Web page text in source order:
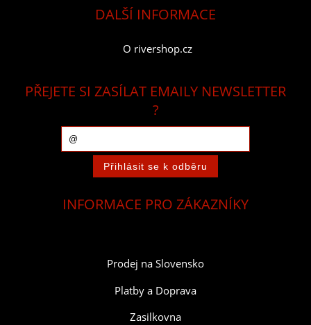
DALŠÍ INFORMACE
O rivershop.cz
PŘEJETE SI ZASÍLAT EMAILY NEWSLETTER
?
INFORMACE PRO ZÁKAZNÍKY
Prodej na Slovensko
Platby a Doprava
Zasilkovna